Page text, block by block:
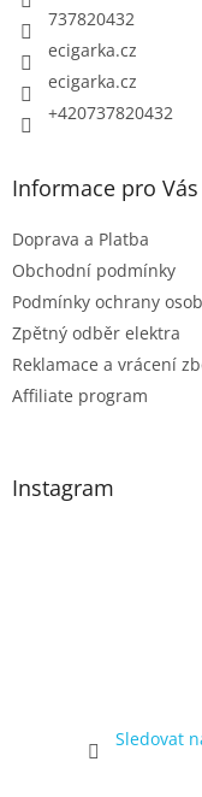
737820432
ecigarka.cz
ecigarka.cz
+420737820432
Informace pro Vás
Doprava a Platba
Obchodní podmínky
Podmínky ochrany
Zpětný odběr elektra
Reklamace a vrácení
Affiliate program
Instagram
Sledovat